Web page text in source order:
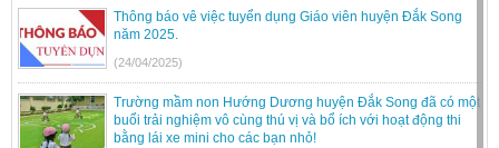
Thông báo vê việc tuyển dụng Giáo viên huyện Đắk Song
năm 2025.
(24/04/2025)
Trường mầm non Hướng Dương huyện Đắk Song đã có một
buổi trải nghiệm vô cùng thú vị và bổ ích với hoạt động thi
bằng lái xe mini cho các bạn nhỏ!